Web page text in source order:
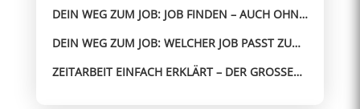
DEIN WEG ZUM JOB: JOB FINDEN – AUCH OHNE
DEIN WEG ZUM JOB: WELCHER JOB PASST ZU
RICHTUNG
ZEITARBEIT EINFACH ERKLÄRT – DER GROSSE G